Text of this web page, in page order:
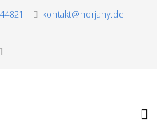
kontakt@horjany.de